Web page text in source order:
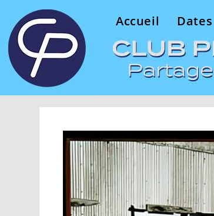
Accueil